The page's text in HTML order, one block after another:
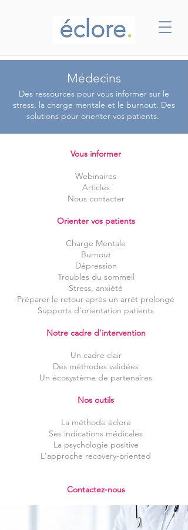
Médecins
Des ressources pour vous informer sur le
stress, la charge mentale et le burnout. Des
solutions pour orienter vos patients.
Vous informer
Webinaires
Articles
Nous contacter
Orienter vos patients
​​Charge Mentale
Burnout
Dépression
Troubles du sommeil
Stress, anxiété
Préparer le retour après un arrêt prolongé
Supports d'orientation patients
Notre cadre d’intervention
Un cadre clair
Des méthodes validées
Un écosystème de partenaires
Nos outils
La méthode éclore
Ses indications médicales
La psychologie positive
L'approche recovery-oriented​
Contactez-nous